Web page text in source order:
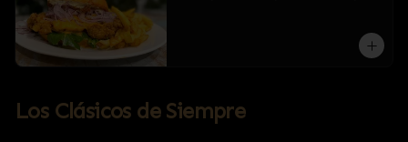
Los Clásicos de Siempre